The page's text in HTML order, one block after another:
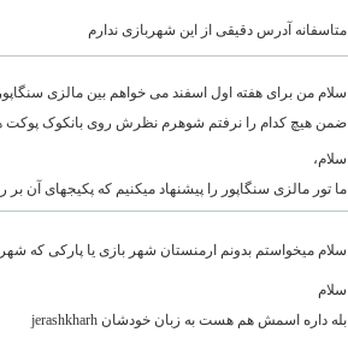
متاسفانه آدرس دقیقی از این شهربازی ندارم
سلام من برای هفته اول اسفند می خواهم بین مالزی
ضمن هیچ کدام را نرفتم شوهرم نظرش روی بانکوک
سلام،
ما تور مالزی سنگاپور را پیشنهاد میکنیم که پکیجهای آن
سلام میخواستم بدونم ارمنستان شهر بازی یا پارکی که
سلام
بله داره اسمش هم هست به زبان خودشان jerashkharh